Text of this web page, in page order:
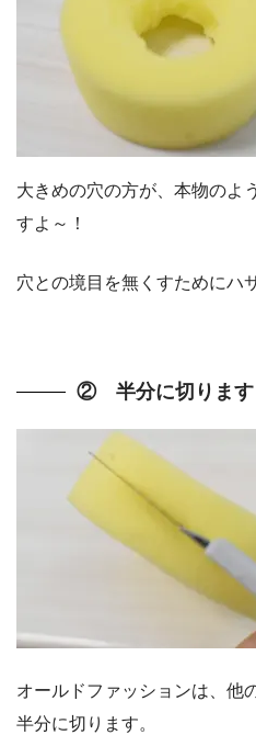
大きめの穴の方が、本物のよ
すよ～！
穴との境目を無くすためにハ
② 半分に切ります
オールドファッションは、他
半分に切ります。